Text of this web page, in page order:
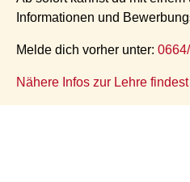
Informationen und
Melde dich vorher unter:
Nähere Infos zur Lehre